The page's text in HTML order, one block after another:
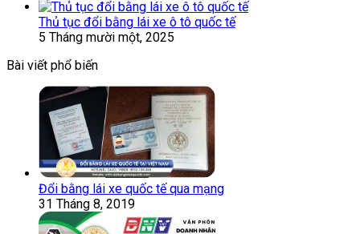
Thủ tục đổi bằng lái xe ô tô quốc tế
5 Tháng mười một, 2025
Bài viết phổ biến
Đổi bằng lái xe quốc tế qua mạng
31 Tháng 8, 2019